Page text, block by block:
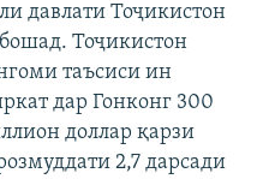
давлати Тоҷикистон
Тоҷикистон
таъсиси ин
дар Гонконг 300
доллар қарзи
2,7 дарсади